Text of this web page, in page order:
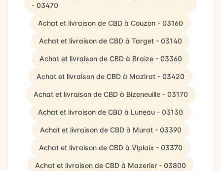
- 03470
Achat et livraison de CBD à Couzon - 03160
Achat et livraison de CBD à Target - 03140
Achat et livraison de CBD à Braize - 03360
Achat et livraison de CBD à Mazirat - 03420
Achat et livraison de CBD à Bizeneuille - 03170
Achat et livraison de CBD à Luneau - 03130
Achat et livraison de CBD à Murat - 03390
Achat et livraison de CBD à Viplaix - 03370
Achat et livraison de CBD à Mazerier - 03800